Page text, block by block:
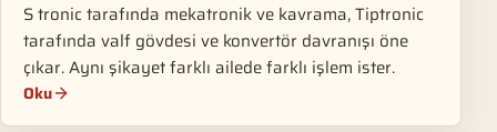
S tronic tarafında mekatronik ve kavrama, Tiptronic
tarafında valf gövdesi ve konvertör davranışı öne
çıkar. Aynı şikayet farklı ailede farklı işlem ister.
Oku